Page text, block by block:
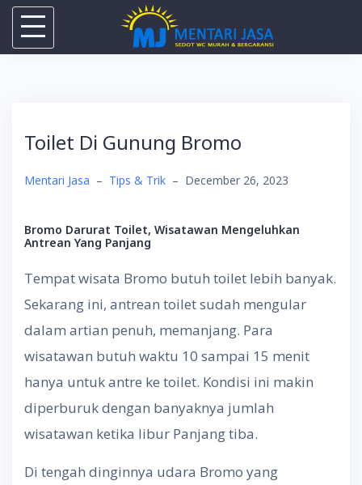
Skip
Toilet Di Gunung Bromo
Mentari Jasa – Tips & Trik – December 26, 2023
Bromo Darurat Toilet, Wisatawan Mengeluhkan
Antrean Yang Panjang
Tempat wisata Bromo butuh toilet lebih banyak.
Sekarang ini, antrean toilet sudah mengular
dalam artian penuh, memanjang. Para
wisatawan butuh waktu 10 sampai 15 menit
hanya untuk antre ke toilet. Kondisi ini makin
diperburuk dengan banyaknya jumlah
wisatawan ketika libur Panjang tiba.
Di tengah dinginnya udara Bromo yang